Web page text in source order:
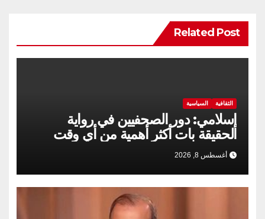
Related Post
الثقافية السياسية
إسلامي: دور الصحفيين في رواية
الحقيقة بات أكثر أهمية من أي وقت
مضى
أغسطس 8, 2026